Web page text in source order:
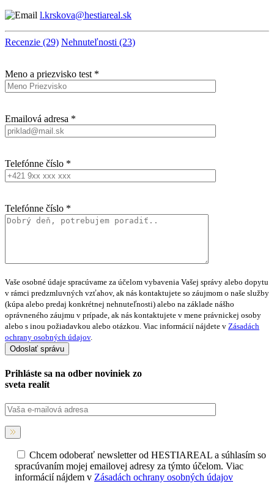
l.krskova@hestiareal.sk
Recenzie (29) Nehnuteľnosti (23)
Meno a priezvisko test *
Emailová adresa *
Telefónne číslo *
Telefónne číslo *
Vaše osobné údaje spracúvame za účelom vybavenia Vašej správy alebo dopytu
v rámci predzmluvných vzťahov, ak nás kontaktujete so záujmom o naše služby
(kúpa alebo predaj konkrétnej nehnuteľnosti) alebo na základe nášho
oprávneného záujmu v prípade, ak nás kontaktujete v mene právnickej osoby
alebo s inou požiadavkou alebo otázkou. Viac informácií nájdete v Zásadách
ochrany osobných údajov.
Prihláste sa na odber noviniek zo
sveta realít
Chcem odoberať newsletter od HESTIAREAL a súhlasím so
spracúvaním mojej emailovej adresy za týmto účelom. Viac
informácií nájdem v Zásadách ochrany osobných údajov